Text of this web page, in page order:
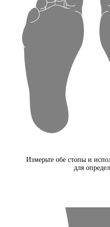
Измерьте обе стопы и
для